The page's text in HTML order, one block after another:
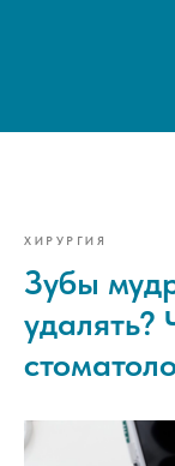
ХИРУРГИЯ
Зубы
удалять?